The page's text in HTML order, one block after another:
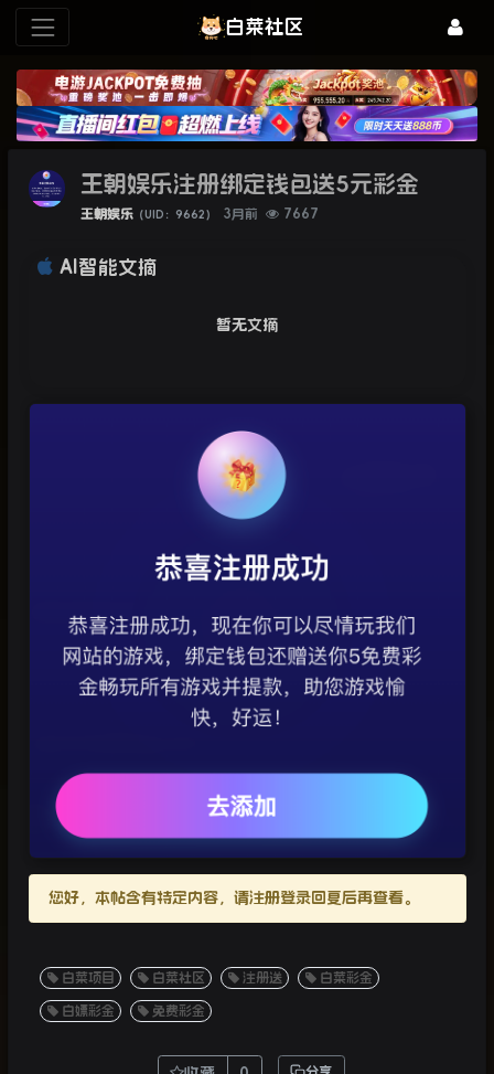
白菜社区
王朝娱乐注册绑定钱包送5元彩金
王朝娱乐 （UID：9662） 3月前 7667
AI智能文摘
暂无文摘
您好，本帖含有特定内容，请注册登录回复后再查看。
白菜项目 白菜社区 注册送 白菜彩金
白嫖彩金 免费彩金